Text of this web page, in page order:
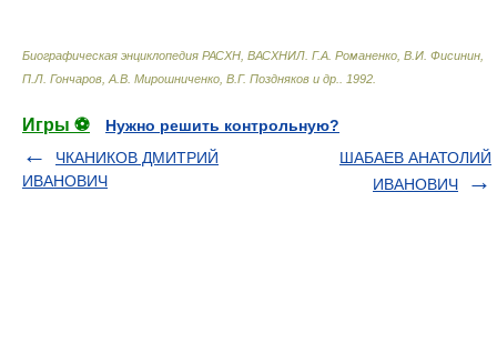
Биографическая энциклопедия РАСХН, ВАСХНИЛ Г.А. Романенко, В.И. Фисинин,
П.Л. Гончаров, А.В. Мирошниченко, В.Г. Поздняков и др.
1992
Игры ⚽
Нужно решить контрольную?
ЧКАНИКОВ ДМИТРИЙ
ИВАНОВИЧ
ШАБАЕВ АНАТОЛИЙ
ИВАНОВИЧ